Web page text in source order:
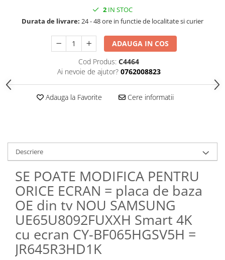
2 IN STOC
Durata de livrare: 24 - 48 ore in functie de localitate si curier
ADAUGA IN COS
Cod Produs: C4464
Ai nevoie de ajutor? 0762008823
Adauga la Favorite Cere informatii
Descriere
SE POATE MODIFICA PENTRU
ORICE ECRAN = placa de baza
OE din tv NOU SAMSUNG
UE65U8092FUXXH Smart 4K
cu ecran CY-BF065HGSV5H =
JR645R3HD1K